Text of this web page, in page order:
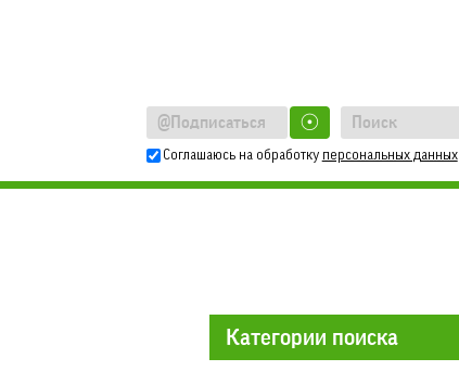
☉
Соглашаюсь на обработку персональных данных
Категории поиска